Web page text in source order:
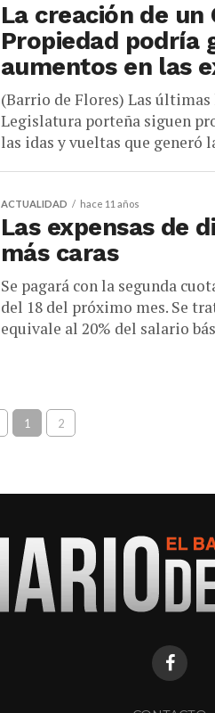
La creación de un
Propiedad podría
aumentos en las
(Barrio de Flores) Las últimas
Legislatura porteña siguen
las idas y vueltas que generó
ACTUALIDAD hace 11 años
Las expensas de
más caras
Se pagará con la segunda
del 18 del próximo mes. Se
equivale al 20% del salario
1 2